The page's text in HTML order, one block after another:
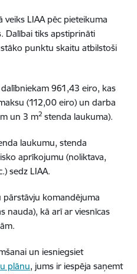
veiks LIAA pēc pieteikuma
Dalībai tiks apstiprināti
punktu skaitu atbilstoši
961,43 eiro, kas
(112,00 eiro) un darba
un 3 m2 stenda laukuma).
laukumu, stenda
aprīkojumu (noliktava,
sedz LIAA.
pārstāvju komandējuma
nauda), kā arī ar viesnīcas
un iesniegsiet
plānu, jums ir iespēja saņemt